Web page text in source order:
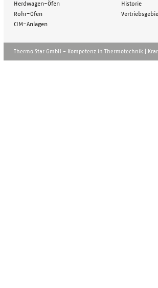
Herdwagen-Öfen
Rohr-Öfen
CIM-Anlagen
Historie
Thermo Star GmbH - Kompetenz in Thermotechnik |